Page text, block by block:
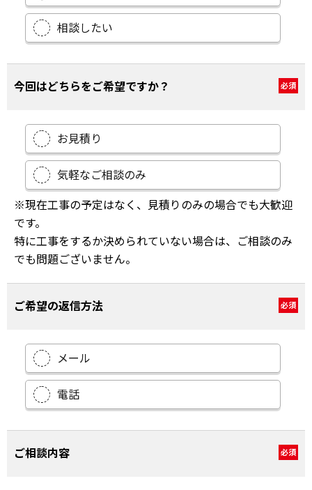
相談したい
今回はどちらをご希望ですか？ 必須
お見積り
気軽なご相談のみ
※現在工事の予定はなく、見積りのみの場合でも大歓迎
です。
特に工事をするか決められていない場合は、ご相談のみ
でも問題ございません。
ご希望の返信方法 必須
メール
電話
ご相談内容 必須